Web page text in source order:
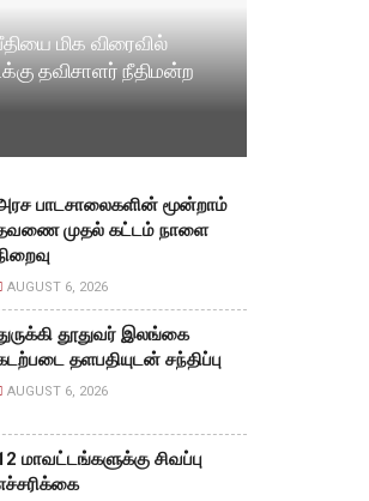
மிக விரைவில்
தவிசாளர் நீதிமன்ற
பாடசாலைகளின் மூன்றாம்
முதல் கட்டம் நாளை
AUGUST 6, 2026
தூதுவர் இலங்கை
தளபதியுடன் சந்திப்பு
AUGUST 6, 2026
மாவட்டங்களுக்கு சிவப்பு